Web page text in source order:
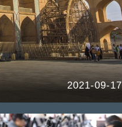
2021-09-17